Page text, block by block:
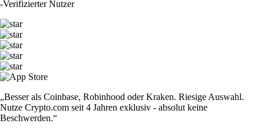
-Verifizierter Nutzer
„Besser als Coinbase, Robinhood oder Kraken. Riesige Auswahl.
Nutze Crypto.com seit 4 Jahren exklusiv - absolut keine
Beschwerden.“